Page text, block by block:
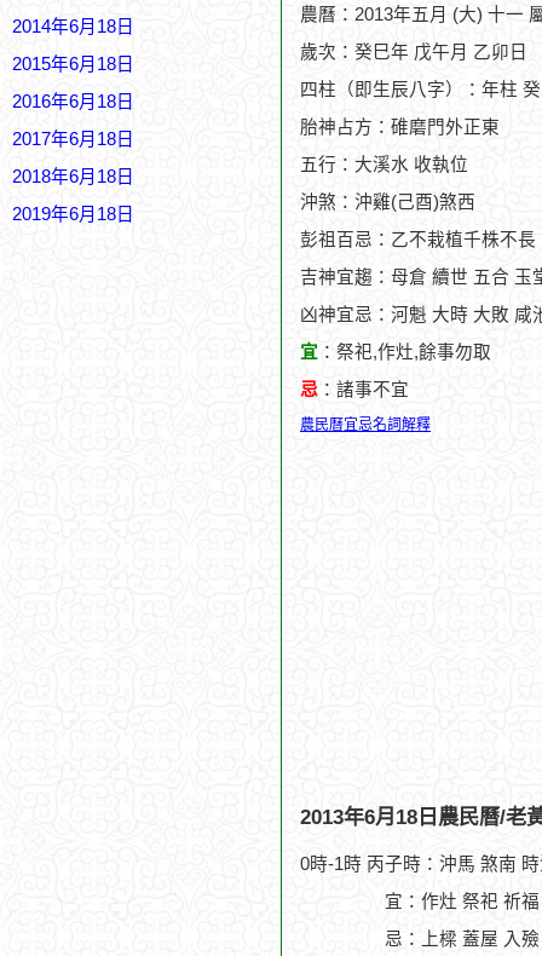
2014年6月18日
2015年6月18日
2016年6月18日
2017年6月18日
2018年6月18日
2019年6月18日
農曆：2013年五月 (大) 十一
歲次：癸巳年 戊午月 乙卯日
四柱（即生辰八字）：年柱
胎神占方：碓磨門外正東
五行：大溪水 收執位
沖煞：沖雞(己酉)煞西
彭祖百忌：乙不栽植千株不
吉神宜趨：母倉 續世 五合 玉
凶神宜忌：河魁 大時 大敗 咸
宜 ：祭祀,作灶,餘事勿取
忌 ：諸事不宜
農民曆宜忌名詞解釋
2013年6月18日農民曆/老
0時-1時 丙子時：沖馬 煞南
宜：作灶 祭祀 祈
忌：上樑 蓋屋 入